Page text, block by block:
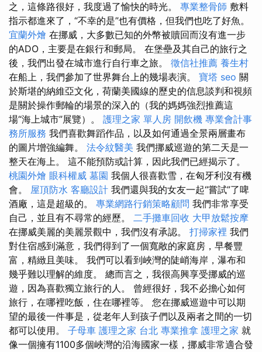
之，這條路很好，我度過了愉快的時光。 專業整骨師 敷料
指示都進來了，“不幸的是”也有價格，但我們也吃了好魚。
宜蘭外燴 在挪威，大多數已知的外幣被贖回而沒有進一步
的ADO，主要是在銀行和郵局。 在堡壘及其自己的旅行之
後，我們出發在城市進行自行車之旅。 徵信社推薦 養生村
在船上，我們參加了世界舞台上的幾場表演。 寶塔 seo 關
於斯堪的納維亞文化，荷蘭美國線的歷史的信息談判和視頻
是關於操作郵輪的場景的深入的（我的媽媽強烈推薦這
場“海上城市”展覽）。 護理之家 單人房 開飲機 專業會計事
務所服務 我們喜歡舞蹈作品，以及如何通過全景兩層畫布
的圖片增強編舞。 法令紋醫美 我們挪威巡遊的第二天是一
整天在海上。 這不能預防或計算，因此我們已經揭示了。
桃園外燴 眼科權威 墓園 我個人很喜歡雪，在匈牙利沒有機
會。 屋頂防水 客廳設計 我們還與我的女友一起“嘗試”了啤
酒廠，這是超級的。 專業網路行銷策略顧問 我們非常享受
自己，並且有不尋常的經歷。 二手攤車回收 大甲放鬆按摩
在挪威美麗的美麗景觀中，我們沒有承認。 打掃家裡 我們
對住宿感到滿意，我們得到了一個寬敞的家庭房，早餐豐
富，精緻且美味。 我們可以看到峽灣的陡峭海岸，瀑布和
幾乎難以理解的維度。 總而言之，我很高興享受挪威的巡
遊，因為喜歡獨立旅行的人。 曾經很好，我不必擔心如何
旅行，在哪裡吃飯，住在哪裡等。 您在挪威巡遊中可以期
望的最後一件事是，從老年人到孩子們以及兩者之間的一切
都可以使用。 子母車 護理之家 台北 專業推拿 護理之家 就
像一個擁有1100多個峽灣的沿海國家一樣，挪威非常適合發